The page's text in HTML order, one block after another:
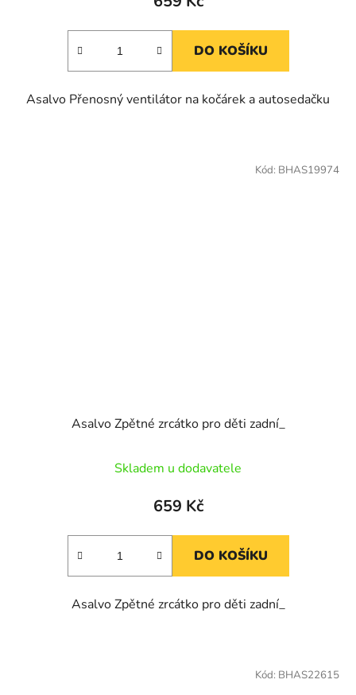
DO KOŠÍKU
Asalvo Přenosný ventilátor na kočárek a autosedačku
Asalvo Zpětné zrcátko pro děti zadní_
Skladem u dodavatele
659 Kč
DO KOŠÍKU
Asalvo Zpětné zrcátko pro děti zadní_
Kód: BHAS19974
Kód: BHAS22615